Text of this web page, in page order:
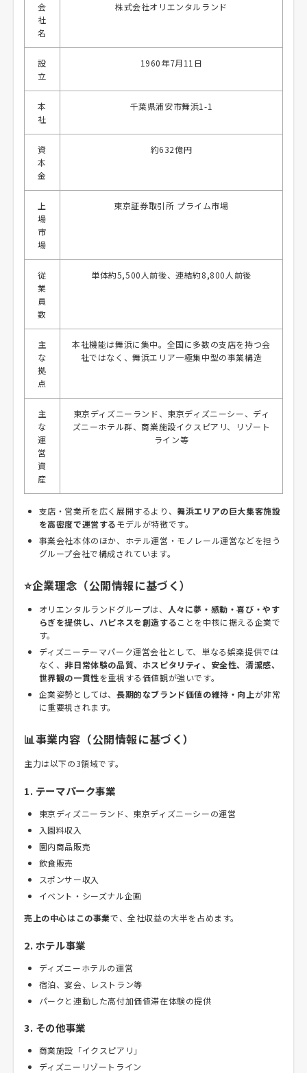
会
社
名
株式会社オリエンタルランド
設
立
1960年7月11日
本
社
千葉県浦安市舞浜1-1
資
本
金
約632億円
上
場
市
場
東京証券取引所 プライム市場
従
業
員
数
単体約5,500人前後、連結約8,800人前後
主
な
拠
点
本社機能は舞浜に集中。全国に多数の支店を持つ会
社ではなく、舞浜エリア一極集中型の事業構造
主
な
運
営
資
産
東京ディズニーランド、東京ディズニーシー、ディ
ズニーホテル群、商業施設イクスピアリ、リゾート
ライン等
支店・営業所を広く展開するより、 舞浜エリアの巨大集客施設
を高密度で運営するモデルが特徴です。
事業会社本体のほか、ホテル運営・モノレール運営などを担う
グループ会社で構成されています。
⭐企業理念（公開情報に基づく）
オリエンタルランドグループは、
人々に夢・感動・喜び・やす
らぎを提供し、ハピネスを創造することを中核に据える企業で
す。
ディズニーテーマパーク運営会社として、単なる娯楽提供では
なく、非日常体験の品質、ホスピタリティ、安全性、清潔感、
世界観の一貫性を重視する価値観が強いです。
企業姿勢としては、 長期的なブランド価値の維持・向上が非常
に重要視されます。
📊事業内容（公開情報に基づく）
主力は以下の3領域です。
1. テーマパーク事業
東京ディズニーランド、東京ディズニーシーの運営
入園料収入
園内商品販売
飲食販売
スポンサー収入
イベント・シーズナル企画
売上の中心はこの事業で、全社収益の大半を占めます。
2. ホテル事業
ディズニーホテルの運営
宿泊、宴会、レストラン等
パークと連動した高付加価値滞在体験の提供
3. その他事業
商業施設「イクスピアリ」
ディズニーリゾートライン